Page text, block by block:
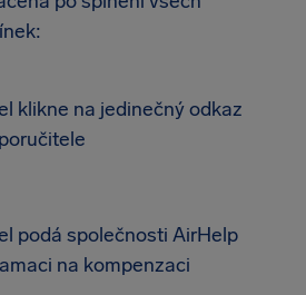
klikne na jedinečný odkaz
podá společnosti AirHelp
na kompenzaci